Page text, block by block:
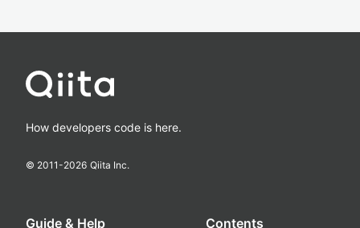
How developers code is here.
© 2011-2026 Qiita Inc.
Guide & Help Contents